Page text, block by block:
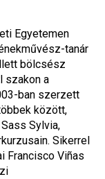
Egyetemen
tanár
bölcsész
szakon a
ban szerzett
között,
Sylvia,
Sikerrel
Francisco Viñas